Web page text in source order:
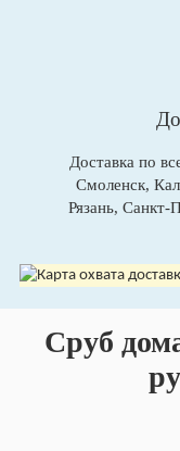
Доставка по
Смоленск,
Рязань, Санкт-
Сруб